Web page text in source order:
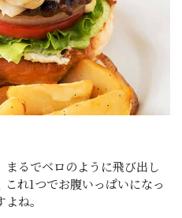
るでベロのように飛び出し
れ1つでお腹いっぱいになっ
ね。